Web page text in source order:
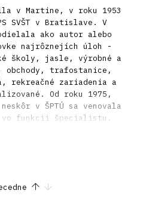
v Martine, v roku 1953
SVŠT v Bratislave. V
ako autor alebo
najrôznejích úloh -
školy, jasle, výrobné a
obchody, trafostanice,
zariadenia a
Od roku 1975,
v ŠPTÚ sa venovala
vo funkcii špecialistu.
jej študijných